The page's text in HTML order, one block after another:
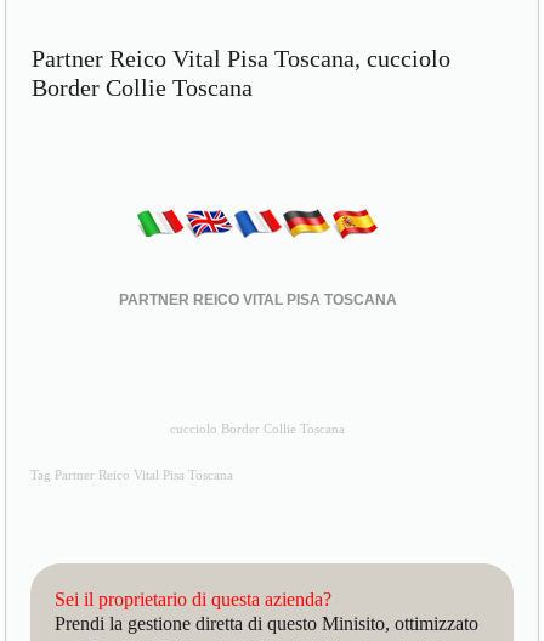
Partner Reico Vital Pisa Toscana, cucciolo
Border Collie Toscana
PARTNER REICO VITAL PISA TOSCANA
cucciolo Border Collie Toscana
Tag Partner Reico Vital Pisa Toscana
Sei il proprietario di questa azienda?
Prendi la gestione diretta di questo Minisito, ottimizzato